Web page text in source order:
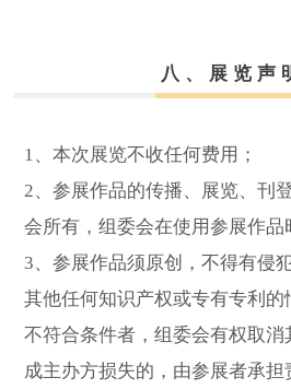
八、展览声
1、本次展览不收任何费用；
2、参展作品的传播、展览、刊
会所有，组委会在使用参展作品
3、参展作品须原创，不得有侵
其他任何知识产权或专有专利
不符合条件者，组委会有权取
成主办方损失的，由参展者承担